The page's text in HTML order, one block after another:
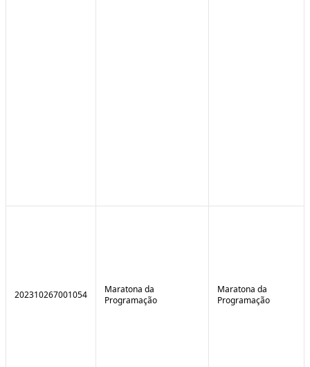
202310267001054
Maratona da
Programação
Maratona da
Programação